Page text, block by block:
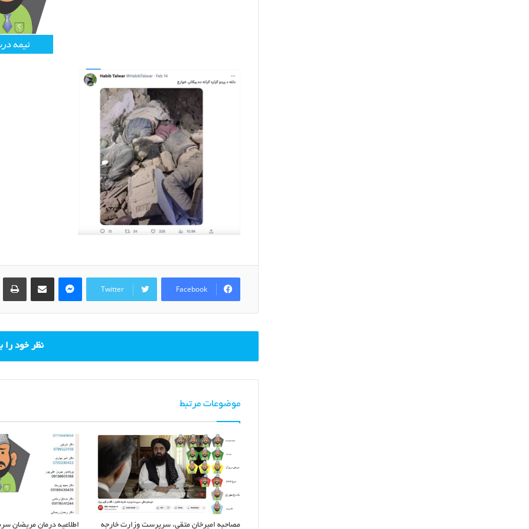
نیمه
Facebook
Twitter
Messenger
Share via Email
نظر خود را
موضوعات مرتبط
مصاحبه امیرخان متقی، سرپرست وزارت خارجه اطلاعیه درمان مریضان